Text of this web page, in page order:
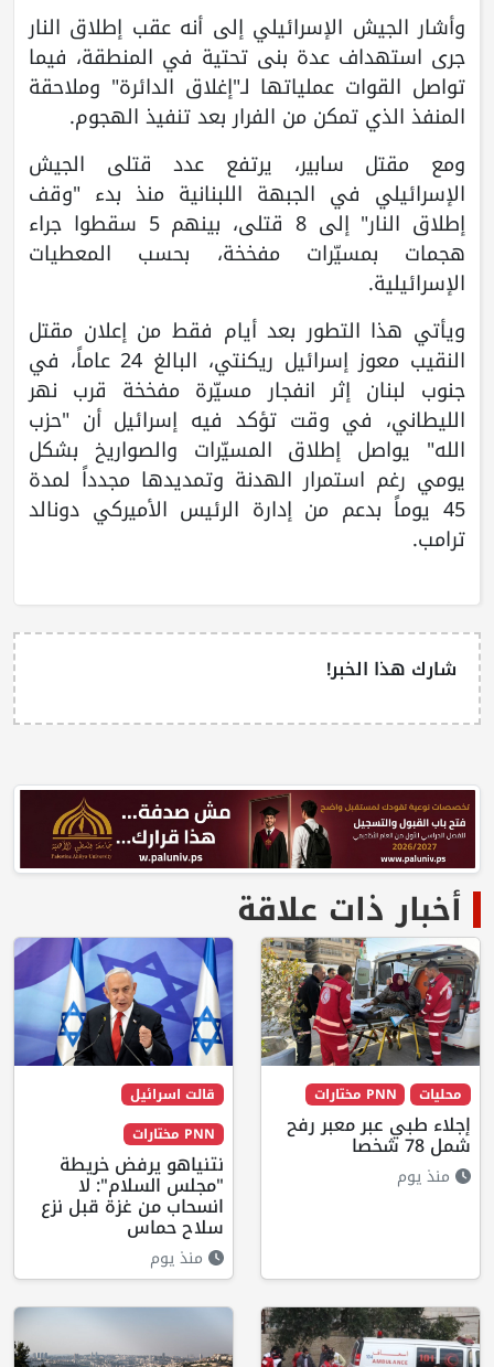
وأشار الجيش الإسرائيلي إلى أنه عقب إطلاق النار
جرى استهداف عدة بنى تحتية في المنطقة، فيما
تواصل القوات عملياتها لـ"إغلاق الدائرة" وملاحقة
المنفذ الذي تمكن من الفرار بعد تنفيذ الهجوم.
ومع مقتل سابير، يرتفع عدد قتلى الجيش
الإسرائيلي في الجبهة اللبنانية منذ بدء "وقف
إطلاق النار" إلى 8 قتلى، بينهم 5 سقطوا جراء
هجمات بمسيّرات مفخخة، بحسب المعطيات
الإسرائيلية.
ويأتي هذا التطور بعد أيام فقط من إعلان مقتل
النقيب معوز إسرائيل ريكنتي، البالغ 24 عاماً، في
جنوب لبنان إثر انفجار مسيّرة مفخخة قرب نهر
الليطاني، في وقت تؤكد فيه إسرائيل أن "حزب
الله" يواصل إطلاق المسيّرات والصواريخ بشكل
يومي رغم استمرار الهدنة وتمديدها مجدداً لمدة
45 يوماً بدعم من إدارة الرئيس الأميركي دونالد
ترامب.
شارك هذا الخبر!
أخبار ذات علاقة
محليات PNN مختارات
إجلاء طبي عبر معبر رفح
شمل 78 شخصا
منذ يوم
قالت اسرائيل
PNN مختارات
نتنياهو يرفض خريطة
"مجلس السلام": لا
انسحاب من غزة قبل نزع
سلاح حماس
منذ يوم